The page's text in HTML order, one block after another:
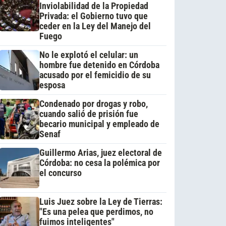
Inviolabilidad de la Propiedad
Privada: el Gobierno tuvo que
ceder en la Ley del Manejo del
Fuego
No le explotó el celular: un
hombre fue detenido en Córdoba
acusado por el femicidio de su
esposa
Condenado por drogas y robo,
cuando salió de prisión fue
becario municipal y empleado de
Senaf
Guillermo Arias, juez electoral de
Córdoba: no cesa la polémica por
el concurso
Luis Juez sobre la Ley de Tierras:
"Es una pelea que perdimos, no
fuimos inteligentes"